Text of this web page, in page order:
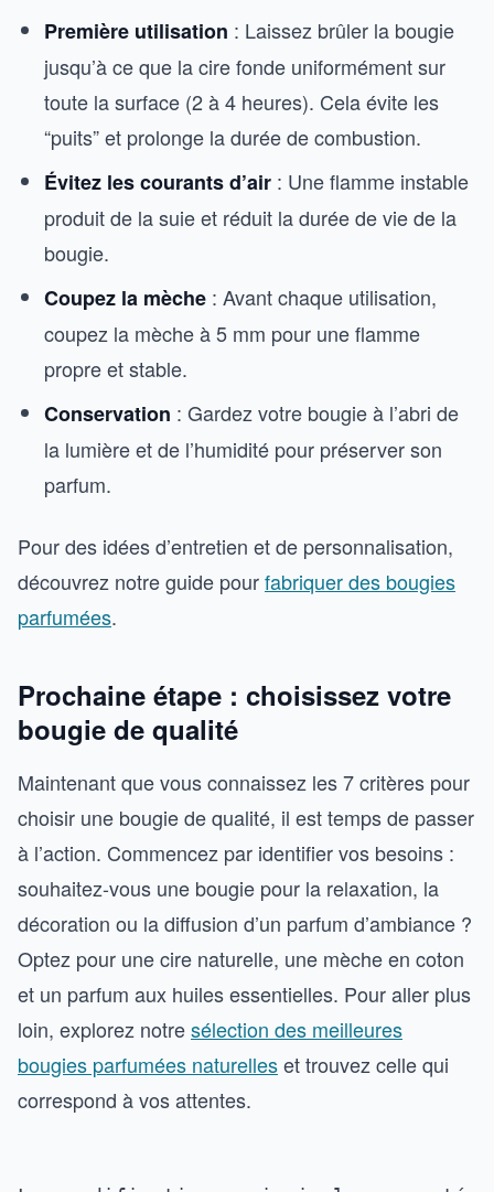
Première utilisation : Laissez brûler la bougie
jusqu’à ce que la cire fonde uniformément sur
toute la surface (2 à 4 heures). Cela évite les
“puits” et prolonge la durée de combustion.
Évitez les courants d’air : Une flamme instable
produit de la suie et réduit la durée de vie de la
bougie.
Coupez la mèche : Avant chaque utilisation,
coupez la mèche à 5 mm pour une flamme
propre et stable.
Conservation : Gardez votre bougie à l’abri de
la lumière et de l’humidité pour préserver son
parfum.
Pour des idées d’entretien et de personnalisation,
découvrez notre guide pourfabriquer des bougies
parfumées.
Prochaine étape : choisissez votre
bougie de qualité
Maintenant que vous connaissez les 7 critères pour
choisir une bougie de qualité, il est temps de passer
à l’action. Commencez par identifier vos besoins :
souhaitez-vous une bougie pour la relaxation, la
décoration ou la diffusion d’un parfum d’ambiance ?
Optez pour une cire naturelle, une mèche en coton
et un parfum aux huiles essentielles. Pour aller plus
loin, explorez notresélection des meilleures
bougies parfumées naturelleset trouvez celle qui
correspond à vos attentes.